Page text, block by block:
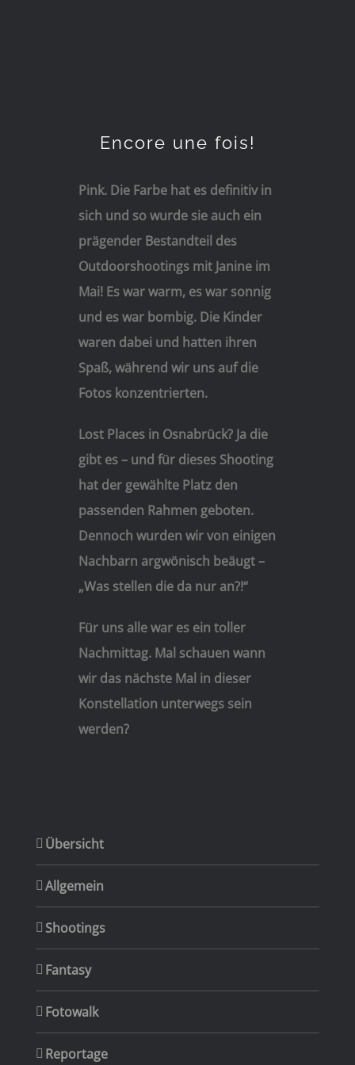
Encore une fois!
Pink. Die Farbe hat es definitiv in
sich und so wurde sie auch ein
prägender Bestandteil des
Outdoorshootings mit Janine im
Mai! Es war warm, es war sonnig
und es war bombig. Die Kinder
waren dabei und hatten ihren
Spaß, während wir uns auf die
Fotos konzentrierten.
Lost Places in Osnabrück? Ja die
gibt es – und für dieses Shooting
hat der gewählte Platz den
passenden Rahmen geboten.
Dennoch wurden wir von einigen
Nachbarn argwönisch beäugt –
„Was stellen die da nur an?!“
Für uns alle war es ein toller
Nachmittag. Mal schauen wann
wir das nächste Mal in dieser
Konstellation unterwegs sein
werden?
Übersicht
Allgemein
Shootings
Fantasy
Fotowalk
Reportage